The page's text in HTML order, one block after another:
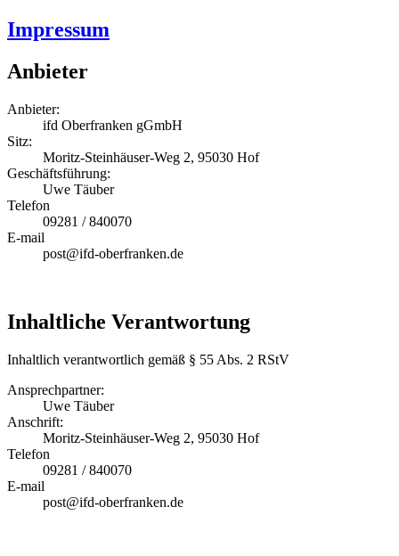
Impressum
Anbieter
Anbieter:
ifd Oberfranken gGmbH
Sitz:
Moritz-Steinhäuser-Weg 2, 95030 Hof
Geschäftsführung:
Uwe Täuber
Telefon
09281 / 840070
E-mail
post@ifd-oberfranken.de
Inhaltliche Verantwortung
Inhaltlich verantwortlich gemäß § 55 Abs. 2 RStV
Ansprechpartner:
Uwe Täuber
Anschrift:
Moritz-Steinhäuser-Weg 2, 95030 Hof
Telefon
09281 / 840070
E-mail
post@ifd-oberfranken.de